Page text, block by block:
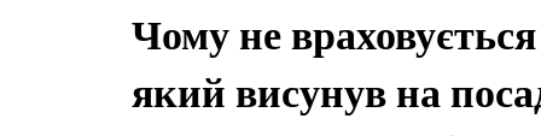
Чому не
який висунув на